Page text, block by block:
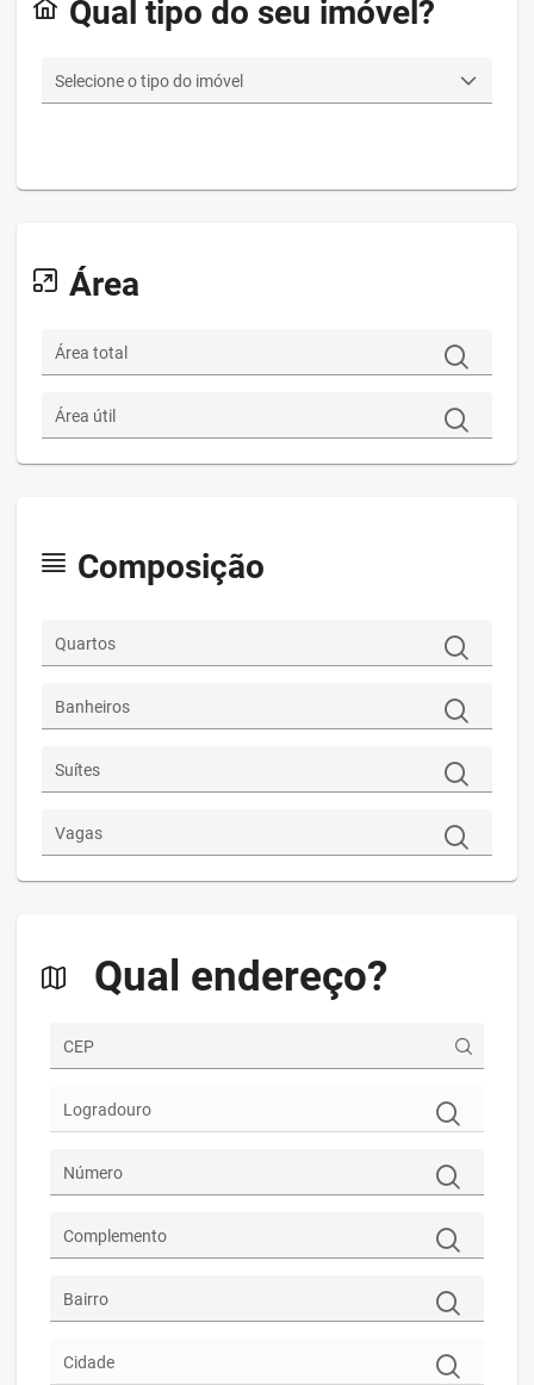
Qual tipo do seu imóvel?
Selecione o tipo do imóvel
Área
Área total
Área útil
Composição
Quartos
Banheiros
Suítes
Vagas
Qual endereço?
CEP
Logradouro
Número
Complemento
Bairro
Cidade